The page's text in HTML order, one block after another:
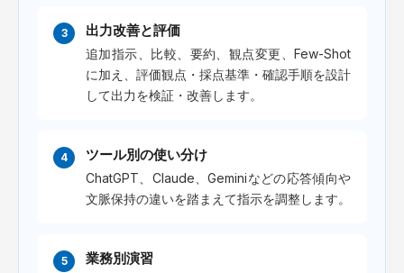
出力改善と評価
追加指示、比較、要約、観点変更、Few-Shot
に加え、評価観点・採点基準・確認手順を設計
して出力を検証・改善します。
ツール別の使い分け
ChatGPT、Claude、Geminiなどの応答傾向や
文脈保持の違いを踏まえて指示を調整します。
業務別演習